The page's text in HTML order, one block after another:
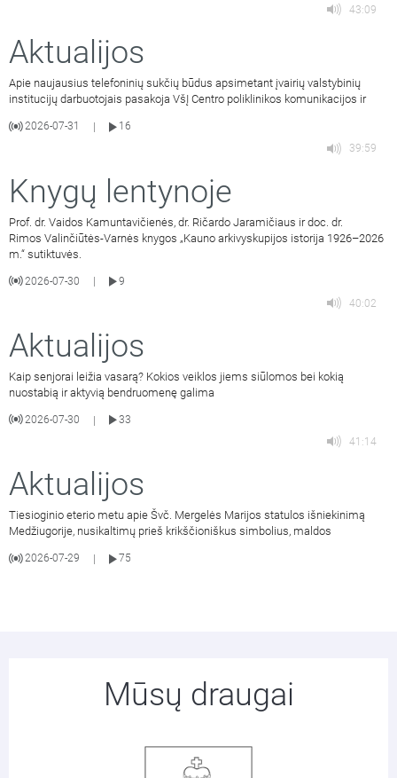
43:09
Aktualijos
Apie naujausius telefoninių sukčių būdus apsimetant įvairių valstybinių
institucijų darbuotojais pasakoja VšĮ Centro poliklinikos komunikacijos ir
2026-07-31
16
39:59
Knygų lentynoje
Prof. dr. Vaidos Kamuntavičienės, dr. Ričardo Jaramičiaus ir doc. dr.
Rimos Valinčiūtės-Varnės knygos „Kauno arkivyskupijos istorija 1926–2026
m.“ sutiktuvės.
2026-07-30
9
40:02
Aktualijos
Kaip senjorai leižia vasarą? Kokios veiklos jiems siūlomos bei kokią
nuostabią ir aktyvią bendruomenę galima
2026-07-30 |
33
41:14
Aktualijos
Tiesioginio eterio metu apie Švč. Mergelės Marijos statulos išniekinimą
Medžiugorije, nusikaltimų prieš krikščioniškus simbolius, maldos
2026-07-29 75
Mūsų draugai